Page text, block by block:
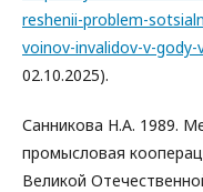
reshenii-problem-
voinov-invalidov-v-gody-
02.10.2025).
Санникова Н.А. 1989.
промысловая
Великой